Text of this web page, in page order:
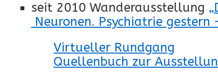
seit 2010 Wanderausstellung
Neuronen. Psychiatrie gestern
Virtueller Rundgang
Quellenbuch zur